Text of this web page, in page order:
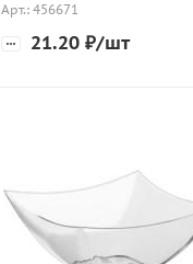
Арт.: 456671
21.20 ₽/шт